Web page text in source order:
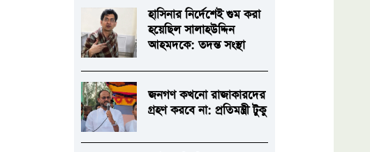
হাসিনার নির্দেশেই গুম করা
হয়েছিল সালাহউদ্দিন
আহমদকে: তদন্ত সংস্থা
জনগণ কখনো রাজাকারদের
গ্রহণ করবে না: প্রতিমন্ত্রী টুকু